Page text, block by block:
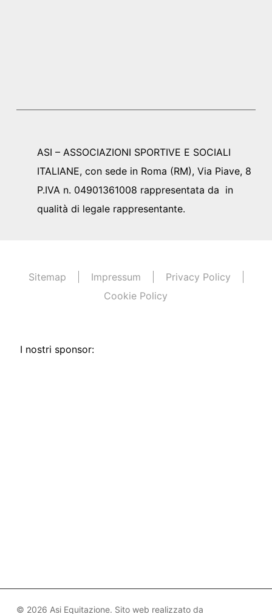
ASI – ASSOCIAZIONI SPORTIVE E SOCIALI
ITALIANE, con sede in Roma (RM), Via Piave, 8
P.IVA n. 04901361008 rappresentata da in
qualità di legale rappresentante.
Sitemap Impressum
Privacy Policy
Cookie Policy
I nostri sponsor:
© 2026 Asi Equitazione. Sito web realizzato da